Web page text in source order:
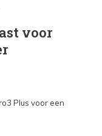
voor
Plus voor een